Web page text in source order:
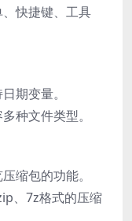
快捷键、工具
期变量。
种文件类型。
缩包的功能。
、7z格式的压缩